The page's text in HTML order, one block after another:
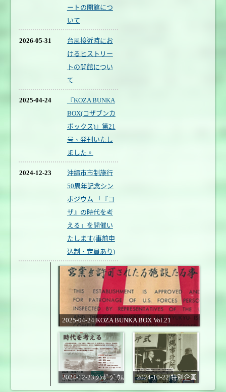
ートの開館につ
いて
2026-05-31
台風接近時にお
けるヒストリー
トの開館につい
て
2025-04-24
『KOZA BUNKA
BOX(コザブンカ
ボックス)』第21
号、発刊いたし
ました。
2024-12-23
沖縄市市制施行
50周年記念シン
ポジウム 「『コ
ザ』の時代を考
える」を開催い
たします(事前申
込制・定員あり)
2025-04-24|KOZA BUNKA BOX Vol.21
2024-12-23|ｼﾝﾎﾟｼﾞｳﾑ
｢『ｺｻﾞ』の時代を考
2024-10-22|特別企画
展「沖縄市のあゆみ